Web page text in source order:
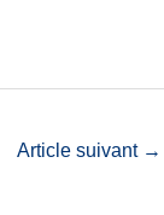
Article suivant →